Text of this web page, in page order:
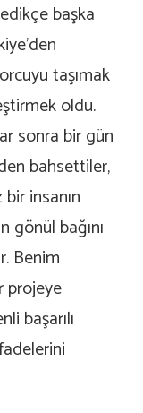
başka
taşımak
oldu.
sonra bir gün
bahsettiler,
insanın
gönül bağını
Benim
projeye
başarılı